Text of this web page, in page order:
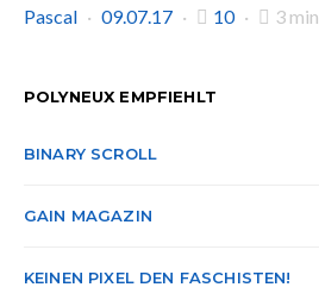
Pascal
09.07.17 10 3 min
POLYNEUX EMPFIEHLT
BINARY SCROLL
GAIN MAGAZIN
KEINEN PIXEL DEN FASCHISTEN!